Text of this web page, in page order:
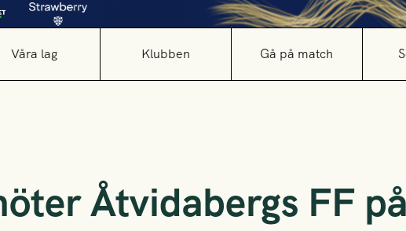
Våra lag Klubben Gå på match
Åtvidabergs FF